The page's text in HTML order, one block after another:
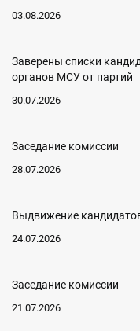
03.08.2026
Заверены списки
органов МСУ от партий
30.07.2026
Заседание комиссии
28.07.2026
Выдвижение
24.07.2026
Заседание комиссии
21.07.2026